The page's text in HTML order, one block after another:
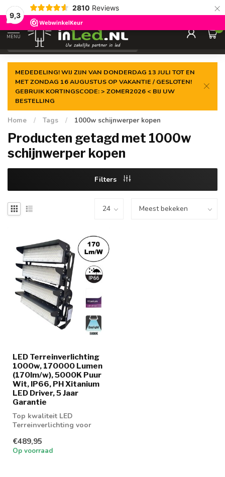
9,3
2810 Reviews ×
Gegarandeerde delaagste prijs
MENU
0
MEDEDELING! WIJ ZIJN VAN DONDERDAG 13 JULI TOT EN
MET ZONDAG 16 AUGUSTUS OP VAKANTIE / GESLOTEN!
GEBRUIK KORTINGSCODE: > ZOMER2026 < BIJ UW
BESTELLING
Home / Tags / 1000w schijnwerper kopen
Producten getagd met 1000w
schijnwerper kopen
Filters
LED Terreinverlichting
1000w, 170000 Lumen
(170lm/w), 5000K Puur
Wit, IP66, PH Xitanium
LED Driver, 5 Jaar
Garantie
Top kwaliteit LED
Terreinverlichting voor
parkeerplaatsen en
bedrij...
€489,95
Op voorraad